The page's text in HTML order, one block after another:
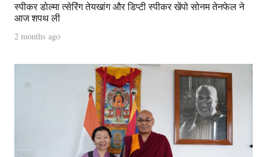
स्पीकर डोल्मा त्सेरिंग तेयखांग और डिप्टी स्पीकर खेंपो सोनम तेनफेल ने
आज शपथ ली
2 months ago